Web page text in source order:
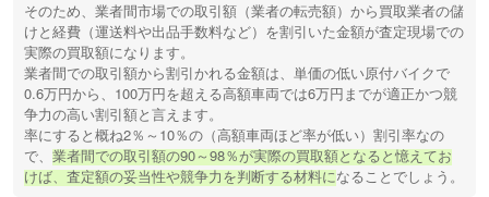
そのため、業者間市場での取引額（業者の転売額）から買取業者の儲
けと経費（運送料や出品手数料など）を割引いた金額が査定現場での
実際の買取額になります。
業者間での取引額から割引かれる金額は、単価の低い原付バイクで
0.6万円から、100万円を超える高額車両では6万円までが適正かつ競
争力の高い割引額と言えます。
率にすると概ね2％～10％の（高額車両ほど率が低い）割引率なの
で、業者間での取引額の90～98％が実際の買取額となると憶えてお
けば、査定額の妥当性や競争力を判断する材料になることでしょう。